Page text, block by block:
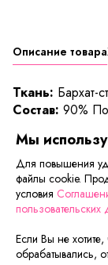
Описание товара
Ткань: Бархат-
Состав: 90%
мягкость и
Контрастные
большей
Мы
Для повышения
файлы cookie.
условия
Если Вы не
обрабатывались,